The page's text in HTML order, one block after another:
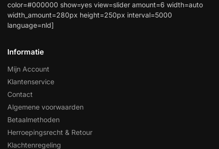
color=#000000 show=yes view=slider amount=6 width=auto
width_amount=280px height=250px interval=5000
language=nld]
Informatie
Mijn Account
Klantenservice
Contact
Algemene voorwaarden
Betaalmethoden
Herroepingsrecht & Retour
Klachtenregeling